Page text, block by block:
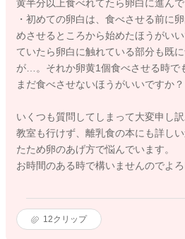
黄半分以上食べれてたら卵白に進ん
・初めての卵白は、食べさせる前に
めさせるところから始めたほうがい
ていたら卵白に触れている部分も既
が…。それか卵黄1個食べさせる時で
まだ食べさせないほうがいいですか？
いくつも質問してしまって大変申し
教室も行けず、離乳食の本にも詳し
たため卵のあげ方で悩んでいます。
お時間のある時で構いませんのでよろ
12クリップ